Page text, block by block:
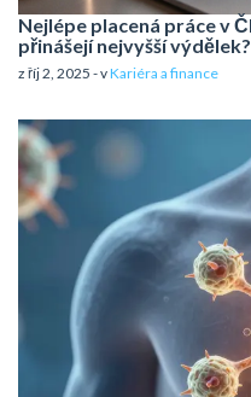
Nejlépe placená práce v
přinášejí nejvyšší výdělek?
z říj 2, 2025 - vKariéra a finance